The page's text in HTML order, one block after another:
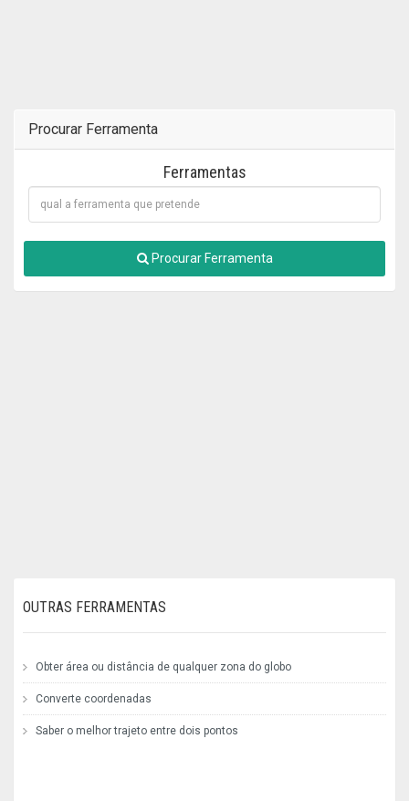
Procurar Ferramenta
Ferramentas
Procurar Ferramenta
OUTRAS FERRAMENTAS
Obter área ou distância de qualquer zona do globo
Converte coordenadas
Saber o melhor trajeto entre dois pontos